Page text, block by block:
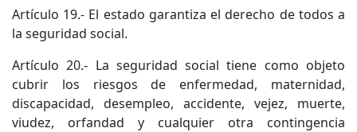
Artículo 19.- El estado garantiza el derecho de todos a
la seguridad social.
Artículo 20.- La seguridad social tiene como objeto
cubrir los riesgos de enfermedad, maternidad,
discapacidad, desempleo, accidente, vejez, muerte,
viudez, orfandad y cualquier otra contingencia